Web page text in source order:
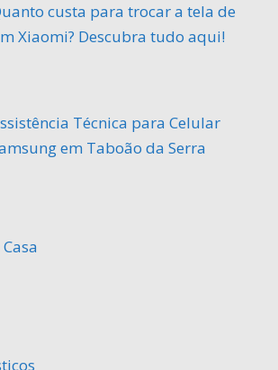
custa para trocar a tela de
Xiaomi? Descubra tudo aqui!
Técnica para Celular
em Taboão da Serra